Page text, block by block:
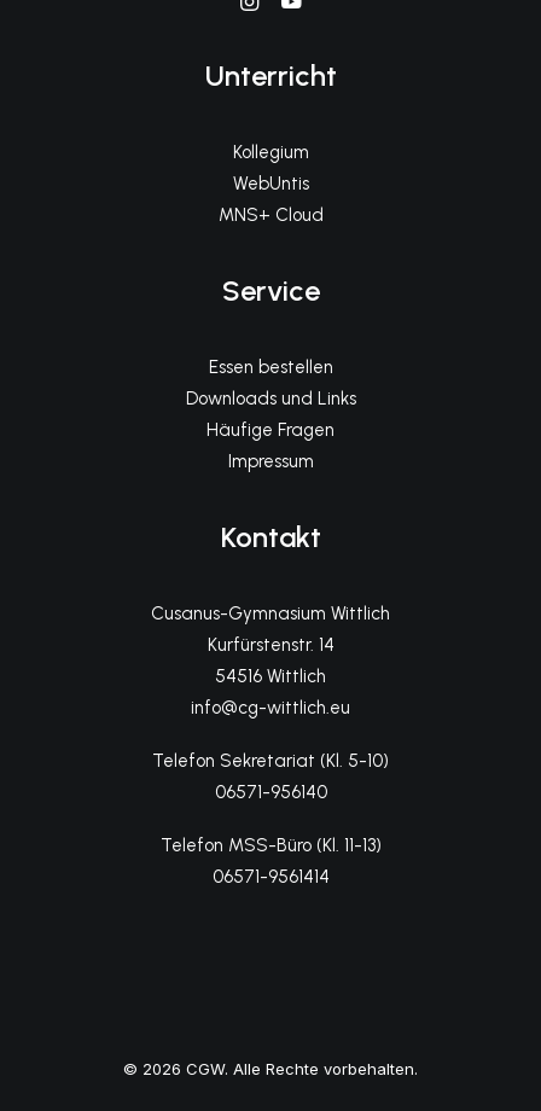
Unterricht
Kollegium
WebUntis
MNS+ Cloud
Service
Essen bestellen
Downloads und Links
Häufige Fragen
Impressum
Kontakt
Cusanus-Gymnasium Wittlich
Kurfürstenstr. 14
54516 Wittlich
info@cg-wittlich.eu
Telefon Sekretariat (Kl. 5-10)
06571-956140
Telefon MSS-Büro (Kl. 11-13)
06571-9561414
© 2026 CGW. Alle Rechte vorbehalten.